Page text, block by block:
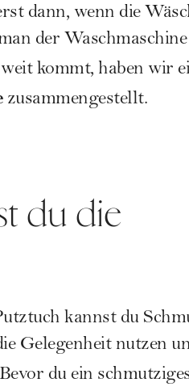
dann, wenn die
der
kommt, haben wir
zusammengestellt.
du die
kannst du
Gelegenheit nutzen
du ein